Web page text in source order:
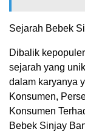
Sejarah Bebek
Dibalik
sejarah yang
dalam karyanya
Konsumen,
Konsumen
Bebek Sinjay